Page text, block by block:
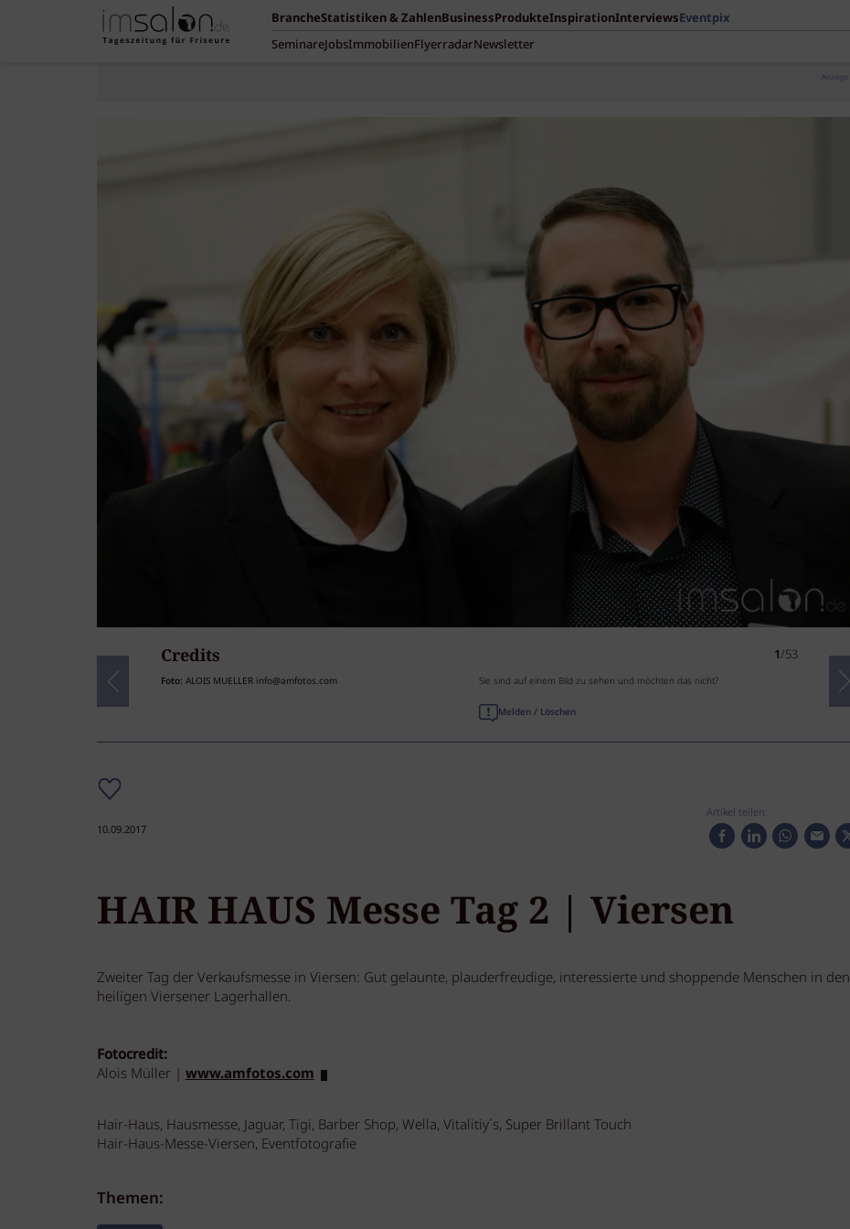
BrancheStatistiken & ZahlenBusinessProdukteInspirationInterviewsEventpix
SeminareJobsImmobilienFlyerradarNewsletter
Anzeige
Credits 1/53
Foto: ALOIS MUELLER info@amfotos.com Sie sind auf einem Bild zu sehen und möchten das nicht?
Melden / Löschen
10.09.2017
Artikel teilen:
HAIR HAUS Messe Tag 2 | Viersen
Zweiter Tag der Verkaufsmesse in Viersen: Gut gelaunte, plauderfreudige, interessierte und shoppende Menschen in den
heiligen Viersener Lagerhallen.
Fotocredit:
Alois Müller | www.amfotos.com
Hair-Haus, Hausmesse, Jaguar, Tigi, Barber Shop, Wella, Vitalitiy´s, Super Brillant Touch
Hair-Haus-Messe-Viersen, Eventfotografie
Themen: